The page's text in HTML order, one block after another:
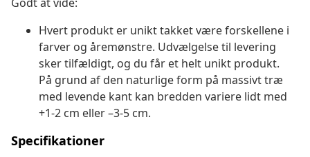
Hvert produkt er unikt takket være forskellene i
farver og åremønstre. Udvælgelse til levering
sker tilfældigt, og du får et helt unikt produkt.
På grund af den naturlige form på massivt træ
med levende kant kan bredden variere lidt med
+1-2 cm eller –3-5 cm.
Specifikationer